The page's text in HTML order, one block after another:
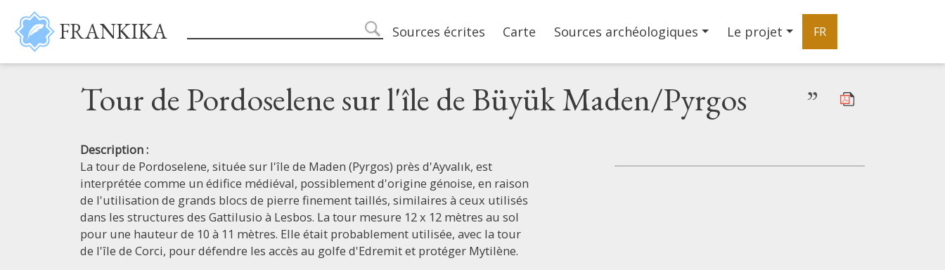
Aller au contenu principal
FRANKIKA search
Main navigation
Sources écrites Carte Sources archéologiques Le projet FR
Tour de Pordoselene sur l'île de Büyük Maden/Pyrgos ”
Description :
La tour de Pordoselene, située sur l'île de Maden (Pyrgos) près d'Ayvalık, est
interprétée comme un édifice médiéval, possiblement d'origine génoise, en raison
de l'utilisation de grands blocs de pierre finement taillés, similaires à ceux utilisés
dans les structures des Gattilusio à Lesbos. La tour mesure 12 x 12 mètres au sol
pour une hauteur de 10 à 11 mètres. Elle était probablement utilisée, avec la tour
de l'île de Corci, pour défendre les accès au golfe d'Edremit et protéger Mytilène.
Tour de Pordoselene sur l'île de Büyük Maden/